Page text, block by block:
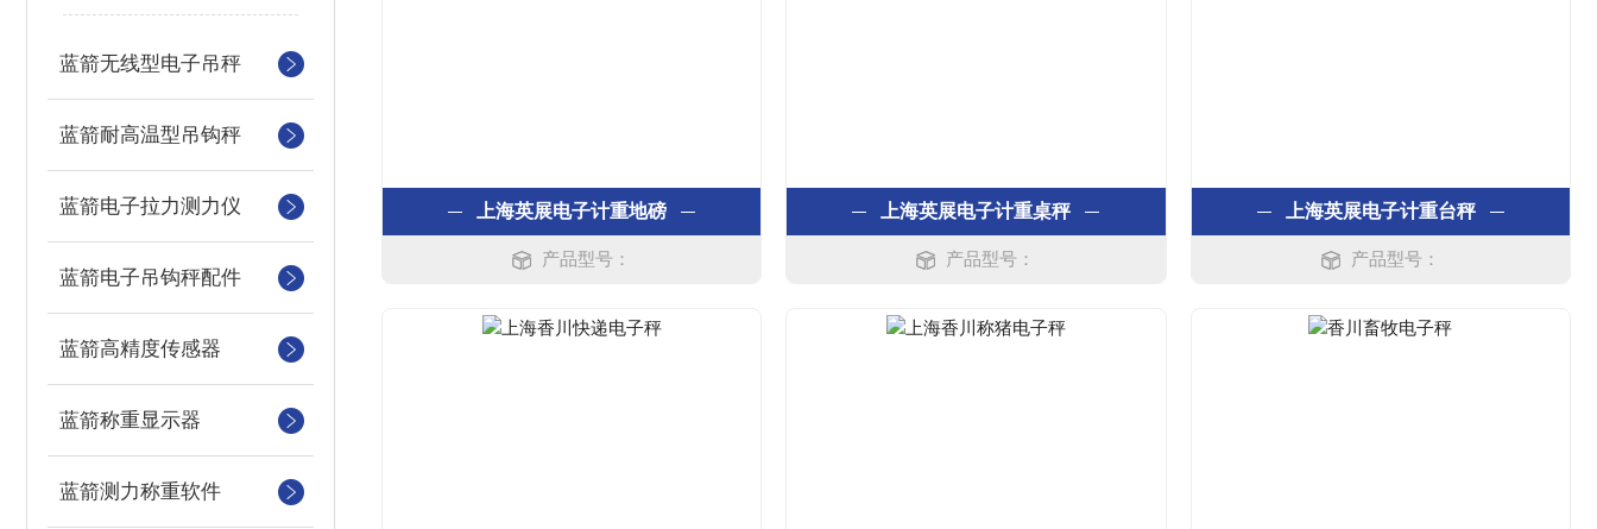
蓝箭无线型电子吊秤
蓝箭耐高温型吊钩秤
蓝箭电子拉力测力仪
蓝箭电子吊钩秤配件
蓝箭高精度传感器
蓝箭称重显示器
蓝箭测力称重软件
上海英展电子计重地磅
产品型号：
上海英展电子计重桌秤
产品型号：
上海英展电子计重台秤
产品型号：